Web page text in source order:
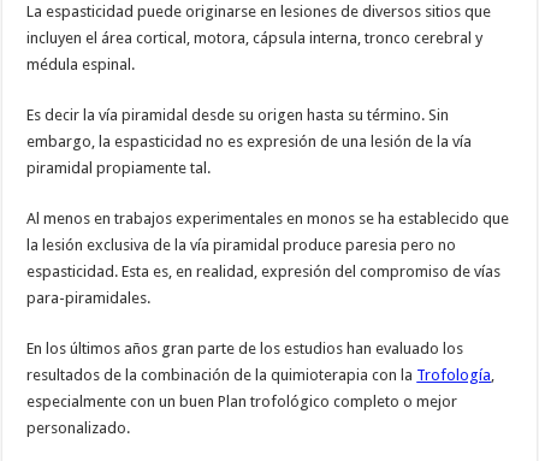
La espasticidad puede originarse en lesiones de diversos sitios que
incluyen el área cortical, motora, cápsula interna, tronco cerebral y
médula espinal.
Es decir la vía piramidal desde su origen hasta su término. Sin
embargo, la espasticidad no es expresión de una lesión de la vía
piramidal propiamente tal.
Al menos en trabajos experimentales en monos se ha establecido que
la lesión exclusiva de la vía piramidal produce paresia pero no
espasticidad. Esta es, en realidad, expresión del compromiso de vías
para-piramidales.
En los últimos años gran parte de los estudios han evaluado los
resultados de la combinación de la quimioterapia con la Trofología
especialmente con un buen Plan trofológico completo o mejor
personalizado.